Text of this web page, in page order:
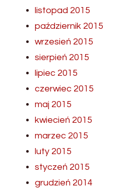
listopad 2015
październik 2015
wrzesień 2015
sierpień 2015
lipiec 2015
czerwiec 2015
maj 2015
kwiecień 2015
marzec 2015
luty 2015
styczeń 2015
grudzień 2014